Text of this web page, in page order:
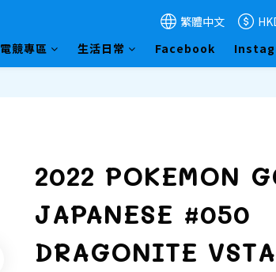
繁體中文
電競專區 生活日常 Facebook
2022 POKEMON
JAPANESE #050
DRAGONITE